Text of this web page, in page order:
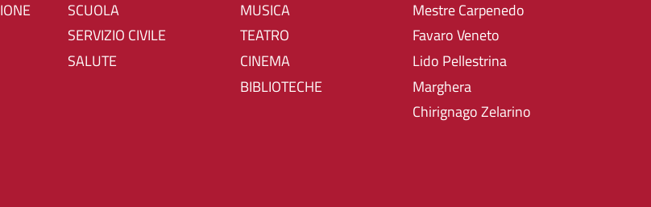
SCUOLA
SERVIZIO CIVILE
SALUTE
MUSICA
TEATRO
CINEMA
BIBLIOTECHE
Mestre Carpenedo
Favaro Veneto
Lido Pellestrina
Marghera
Chirignago Zelarino